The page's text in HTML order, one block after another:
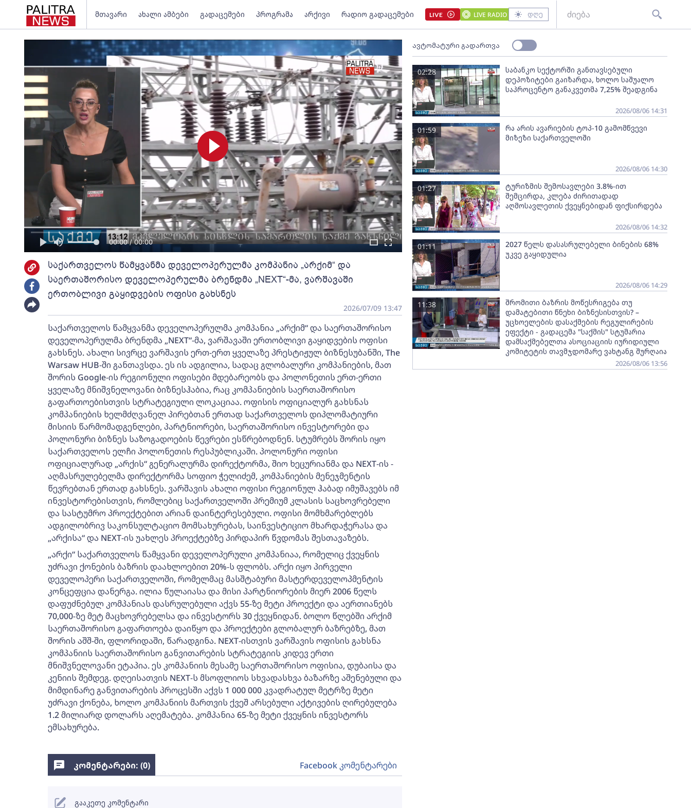
მთავარი ახალი ამბები გადაცემები პროგრამა არქივი რადიო გადაცემები LIVE LIVE RADIO დღე
00:00 / 00:00
საქართველოს წამყვანმა დეველოპერულმა კომპანია „არქიმ“ და
საერთაშორისო დეველოპერულმა ბრენდმა „NEXT“-მა, ვარშავაში
ერთობლივი გაყიდვების ოფისი გახსნეს
2026/07/09 13:47
საქართველოს წამყვანმა დეველოპერულმა კომპანია „არქიმ“ და საერთაშორისო
დეველოპერულმა ბრენდმა „NEXT“-მა, ვარშავაში ერთობლივი გაყიდვების ოფისი
გახსნეს. ახალი სივრცე ვარშავის ერთ-ერთ ყველაზე პრესტიჟულ ბიზნესუბანში, The
Warsaw HUB-ში განთავსდა. ეს ის ადგილია, სადაც გლობალური კომპანიების, მათ
შორის Google-ის რეგიონული ოფისები მდებარეობს და პოლონეთის ერთ-ერთი
ყველაზე მნიშვნელოვანი ბიზნესჰაბია, რაც კომპანიების საერთაშორისო
გაფართოებისთვის სტრატეგიული ლოკაციაა. ოფისის ოფიციალურ გახსნას
კომპანიების ხელმძღვანელ პირებთან ერთად საქართველოს დიპლომატიური
მისიის წარმომადგენლები, პარტნიორები, საერთაშორისო ინვესტორები და
პოლონური ბიზნეს საზოგადოების წევრები ესწრებოდნენ. სტუმრებს შორის იყო
საქართველოს ელჩი პოლონეთის რესპუბლიკაში. პოლონური ოფისი
ოფიციალურად „არქის“ გენერალურმა დირექტორმა, შიო ხეცურიანმა და NEXT-ის -
აღმასრულებელმა დირექტორმა სოფიო ჭელიძემ, კომპანიების მენეჯმენტის
წევრებთან ერთად გახსნეს. ვარშავის ახალი ოფისი რეგიონულ ჰაბად იმუშავებს იმ
ინვესტორებისთვის, რომლებიც საქართველოში პრემიუმ კლასის საცხოვრებელი
და სასტუმრო პროექტებით არიან დაინტერესებული. ოფისი მომხმარებლებს
ადგილობრივ საკონსულტაციო მომსახურებას, საინვესტიციო მხარდაჭერასა და
„არქისა“ და NEXT-ის უახლეს პროექტებზე პირდაპირ წვდომას შესთავაზებს.
„არქი“ საქართველოს წამყვანი დეველოპერული კომპანიაა, რომელიც ქვეყნის
უძრავი ქონების ბაზრის დაახლოებით 20%-ს ფლობს. არქი იყო პირველი
დეველოპერი საქართველოში, რომელმაც მასშტაბური მასტერდეველოპმენტის
კონცეფცია დანერგა. ილია წულაიასა და მისი პარტნიორების მიერ 2006 წელს
დაფუძნებულ კომპანიას დასრულებული აქვს 55-ზე მეტი პროექტი და აერთიანებს
70,000-ზე მეტ მაცხოვრებელსა და ინვესტორს 30 ქვეყნიდან. ბოლო წლებში არქიმ
საერთაშორისო გაფართოება დაიწყო და პროექტები გლობალურ ბაზრებზე, მათ
შორის აშშ-ში, ფლორიდაში, წარადგინა. NEXT-ისთვის ვარშავის ოფისის გახსნა
კომპანიის საერთაშორისო განვითარების სტრატეგიის კიდევ ერთი
მნიშვნელოვანი ეტაპია. ეს კომპანიის მესამე საერთაშორისო ოფისია, დუბაისა და
კენიის შემდეგ. დღეისათვის NEXT-ს მსოფლიოს სხვადასხვა ბაზარზე აშენებული და
მიმდინარე განვითარების პროცესში აქვს 1 000 000 კვადრატულ მეტრზე მეტი
უძრავი ქონება, ხოლო კომპანიის მართვის ქვეშ არსებული აქტივების ღირებულება
1.2 მილიარდ დოლარს აღემატება. კომპანია 65-ზე მეტი ქვეყნის ინვესტორს
ემსახურება.
ავტომატური გადართვა
საბანკო სექტორში განთავსებული
დეპოზიტები გაიზარდა, ხოლო საშუალო
საპროცენტო განაკვეთმა 7,25% შეადგინა
02:28
2026/08/06 14:31
რა არის ავარიების ტოპ-10 გამომწვევი
მიზეზი საქართველოში
01:59
2026/08/06 14:30
ტურიზმის შემოსავლები 3.8%-ით
შემცირდა, კლება ძირითადად
აღმოსავლეთის ქვეყნებიდან ფიქსირდება
01:27
2026/08/06 14:32
2027 წელს დასასრულებელი ბინების 68%
უკვე გაყიდულია
01:11
2026/08/06 14:29
შრომითი ბაზრის მოწესრიგება თუ
დამატებითი წნეხი ბიზნესისთვის? –
უცხოელების დასაქმების რეგულირების
ეფექტი - გადაცემა "საქმის" სტუმარია
დამსაქმებელთა ასოციაციის იურიდიული
კომიტეტის თავმჯდომარე ვახტანგ შურღაია
11:38
2026/08/06 13:56
კომენტარები: (0) Facebook კომენტარები
გააკეთე კომენტარი